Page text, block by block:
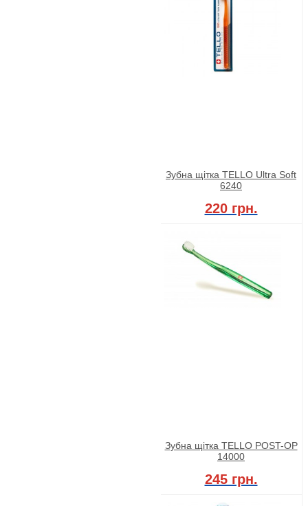
Зубна щітка TELLO Ultra Soft
6240
220 грн.
Зубна щітка TELLO POST-OP
14000
245 грн.